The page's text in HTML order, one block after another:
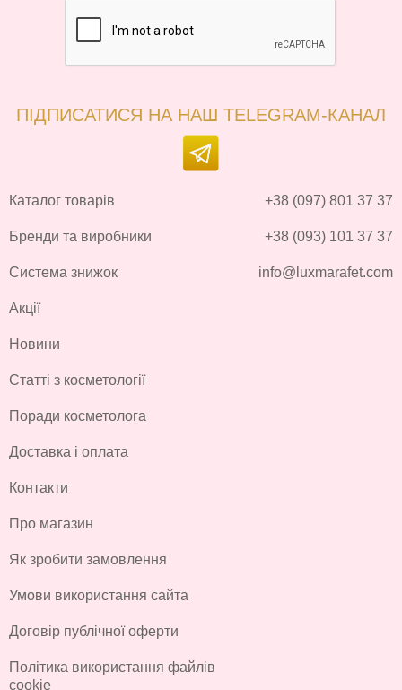
ПІДПИСАТИСЯ НА НАШ TELEGRAM-КАНАЛ
Каталог товарів
Бренди та виробники
Система знижок
Акції
Новини
Статті з косметології
Поради косметолога
Доставка і оплата
Контакти
Про магазин
Як зробити замовлення
Умови використання сайта
Договір публічної оферти
Політика використання файлів
cookie
+38 (097) 801 37 37
+38 (093) 101 37 37
info@luxmarafet.com